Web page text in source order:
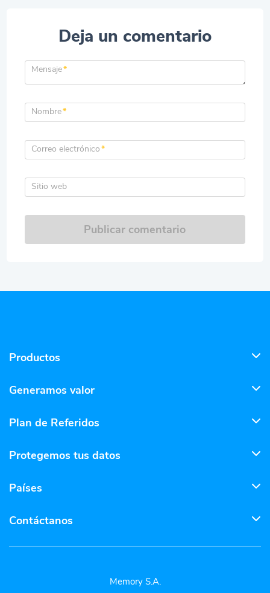
Deja un comentario
Mensaje*
Nombre*
Correo electrónico*
Sitio web
Publicar comentario
Productos
Generamos valor
Plan de Referidos
Protegemos tus datos
Países
Contáctanos
Memory S.A.